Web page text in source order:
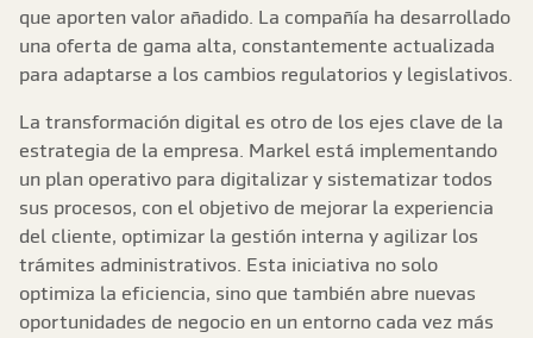
que aporten valor añadido. La compañía ha desarrollado
una oferta de gama alta, constantemente actualizada
para adaptarse a los cambios regulatorios y legislativos.
La transformación digital es otro de los ejes clave de la
estrategia de la empresa. Markel está implementando
un plan operativo para digitalizar y sistematizar todos
sus procesos, con el objetivo de mejorar la experiencia
del cliente, optimizar la gestión interna y agilizar los
trámites administrativos. Esta iniciativa no solo
optimiza la eficiencia, sino que también abre nuevas
oportunidades de negocio en un entorno cada vez más